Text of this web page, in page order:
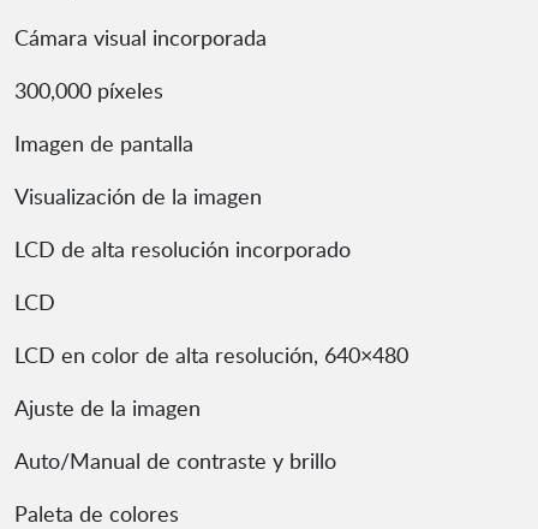
Cámara visual incorporada
300,000 píxeles
Imagen de pantalla
Visualización de la imagen
LCD de alta resolución incorporado
LCD
LCD en color de alta resolución, 640×480
Ajuste de la imagen
Auto/Manual de contraste y brillo
Paleta de colores